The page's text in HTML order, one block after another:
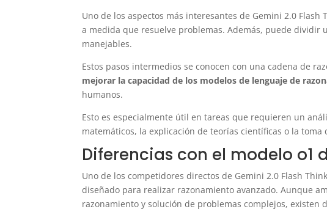
Uno de los aspectos más interesantes de Gemini 2.0
a medida que resuelve problemas. Además, puede dividir
manejables.
Estos pasos intermedios se conocen con una cadena de
mejorar la capacidad de los modelos de lenguaje de
humanos.
Esto es especialmente útil en tareas que requieren un
matemáticos, la explicación de teorías científicas o la
Diferencias con el modelo o1
Uno de los competidores directos de Gemini 2.0 Flash
diseñado para realizar razonamiento avanzado. Aunque
razonamiento y solución de problemas complejos, existen